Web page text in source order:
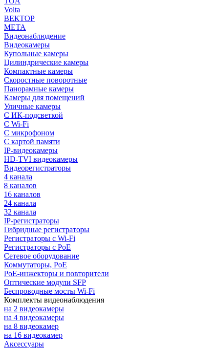
Volta
ВЕКТОР
МЕТА
Видеонаблюдение
Видеокамеры
Купольные камеры
Цилиндрические камеры
Компактные камеры
Скоростные поворотные
Панорамные камеры
Камеры для помещений
Уличные камеры
С ИК-подсветкой
С Wi-Fi
С микрофоном
С картой памяти
IP-видеокамеры
HD-TVI видеокамеры
Видеорегистраторы
4 канала
8 каналов
16 каналов
24 канала
32 канала
IP-регистраторы
Гибридные регистраторы
Регистраторы с Wi-Fi
Регистраторы с PoE
Сетевое оборудование
Коммутаторы, PoE
PoE-инжекторы и повторители
Оптические модули SFP
Беспроводные мосты Wi-Fi
Комплекты видеонаблюдения
на 2 видеокамеры
на 4 видеокамеры
на 8 видеокамер
на 16 видеокамер
Аксессуары